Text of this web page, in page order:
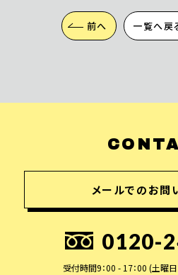
前へ 一覧へ戻
メールでのお問
0120-
受付時間9：00 - 17：00 (土曜日